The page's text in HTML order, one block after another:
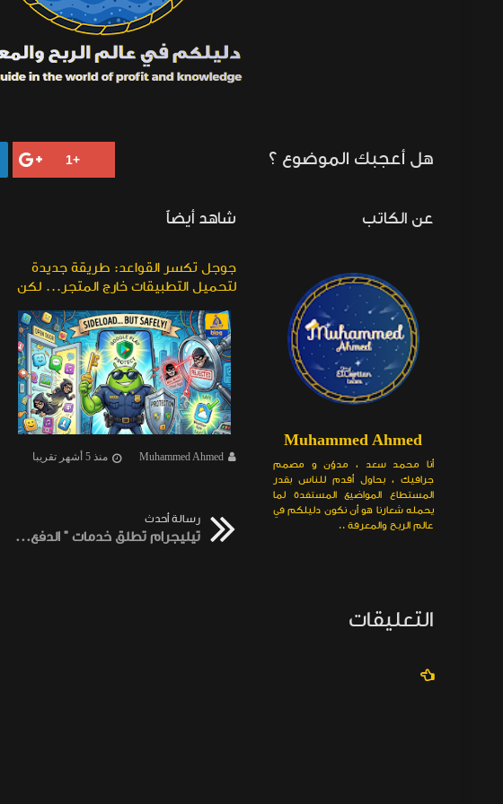
هل أعجبك الموضوع ؟
عن الكاتب
Muhammed Ahmed
أنا محمد سعد ، مدوّن و مصمم
جرافيك ، بحاول أقدم للناس بقدر
المستطاع المواضيع المستفدة لما
يحمله شعارنا هو أن نكون دليلكم في
عالم الربح والمعرفة ..
شاهد أيضاً
لماذا لا أضع جهاز الكمبيوتر الذي يعمل
بنظام الونيدوز في وضع الـSleep أبداً
Muhammed Ahmed
جوجل تكسر القواعد: طريقة جديدة
لتحميل التطبيقات خارج المتجر... لكن
بدرع حماية!
Muhammed Ahmed منذ 5 أشهر تقريبا
رسالة أحدث
تيليجرام تطلق خدمات " الدفع مقابل - Pay for " في عام 2021
التعليقات